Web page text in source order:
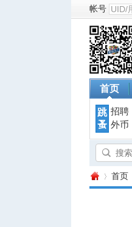
帐号
首页
跳
蚤
招聘
外币
首页